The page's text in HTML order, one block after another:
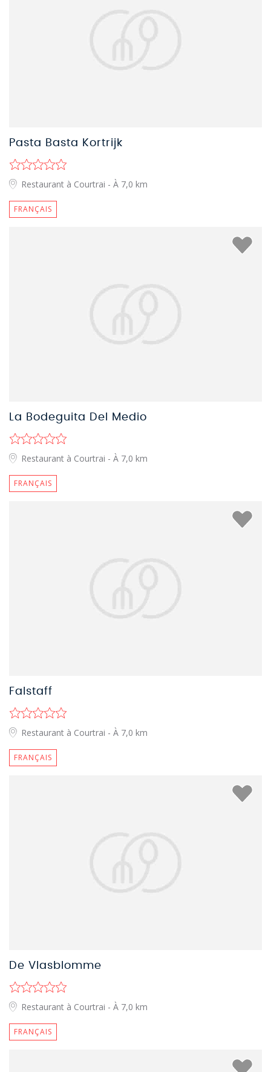
Pasta Basta Kortrijk
Restaurant à Courtrai - À 7,0 km
FRANÇAIS
La Bodeguita Del Medio
Restaurant à Courtrai - À 7,0 km
FRANÇAIS
Falstaff
Restaurant à Courtrai - À 7,0 km
FRANÇAIS
De Vlasblomme
Restaurant à Courtrai - À 7,0 km
FRANÇAIS